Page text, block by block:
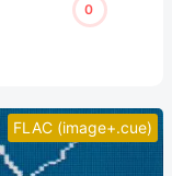
0
FLAC (image+.cue)